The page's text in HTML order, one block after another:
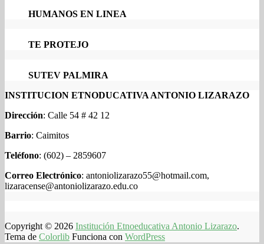
HUMANOS EN LINEA
TE PROTEJO
SUTEV PALMIRA
INSTITUCION ETNODUCATIVA ANTONIO LIZARAZO
Dirección: Calle 54 # 42 12
Barrio: Caimitos
Teléfono: (602) – 2859607
Correo Electrónico: antoniolizarazo55@hotmail.com,
lizaracense@antoniolizarazo.edu.co
Copyright © 2026 Institución Etnoeducativa Antonio Lizarazo.
Tema de Colorlib Funciona con WordPress